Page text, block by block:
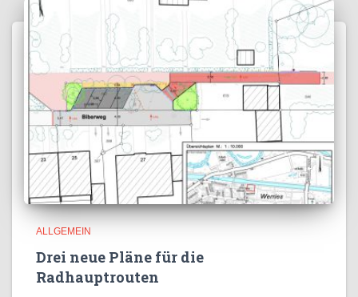
ALLGEMEIN
Drei neue Pläne für die
Radhauptrouten